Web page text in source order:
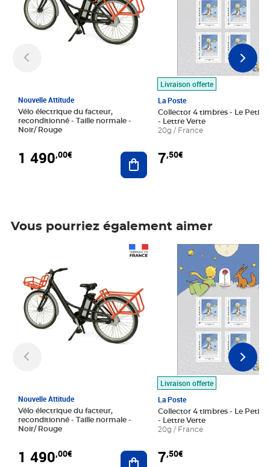
Nouvelle Attitude
Vélo électrique du facteur,
reconditionné - Taille normale -
Noir/ Rouge
1 490,00€ Ajouter au panier
Livraison offerte
La Poste
Collector 4 timbres - Le Petit
- Lettre Verte
20g / France
7,50€
Vous pourriez également aimer
Nouvelle Attitude
Vélo électrique du facteur,
reconditionné - Taille normale -
Noir/ Rouge
1 490,00€ Ajouter au panier
Livraison offerte
La Poste
Collector 4 timbres - Le Petit
- Lettre Verte
20g / France
7,50€
Prix 7,50€